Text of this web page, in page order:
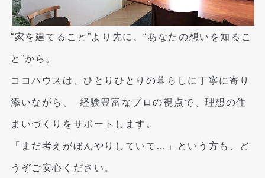
“家を建てること”より先に、“あなたの想いを知るこ
と”から。
ココハウスは、ひとりひとりの暮らしに丁寧に寄り
添いながら、経験豊富なプロの視点で、理想の住
まいづくりをサポートします。
「まだ考えがぼんやりしていて…」という方も、ど
うぞご安心ください。